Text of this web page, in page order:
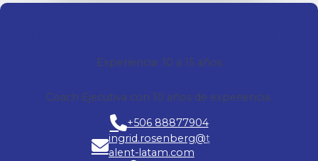
Experiencia: 10 a 15 años
Coach Ejecutiva con 10 años de experiencia.
+506 88877904
ingrid.rosenberg@t
alent-latam.com